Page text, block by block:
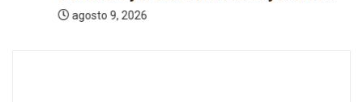
agosto 9, 2026